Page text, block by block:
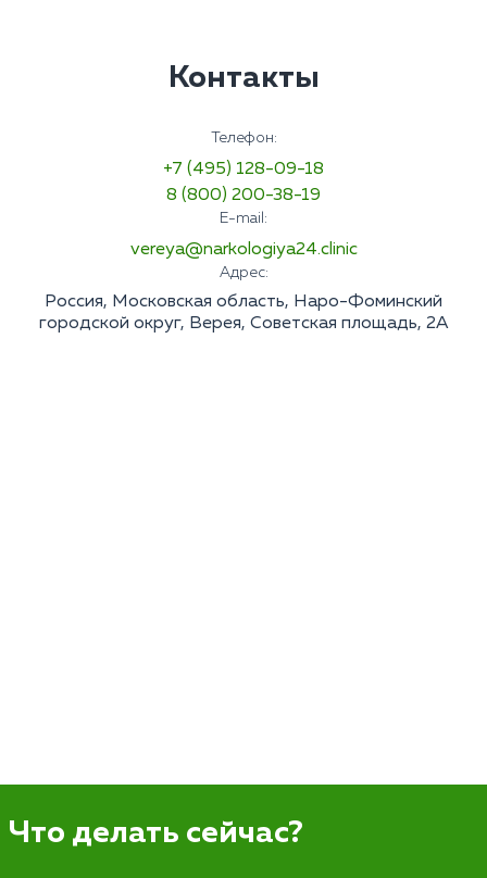
Контакты
Телефон:
+7 (495) 128-09-18
8 (800) 200-38-19
E-mail:
vereya@narkologiya24.clinic
Адрес:
Россия, Московская область, Наро-Фоминский
городской округ, Верея, Советская площадь, 2А
Что делать сейчас?